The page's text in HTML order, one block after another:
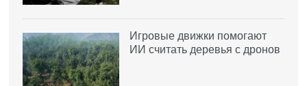
Игровые движки помогают
ИИ считать деревья с дронов